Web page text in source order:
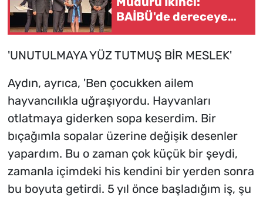
BAİBÜ'de dereceye
giren mezunları işe
alım sürecine dahil
edeceğiz
'UNUTULMAYA YÜZ TUTMUŞ BİR MESLEK'
Aydın, ayrıca, 'Ben çocukken ailem
hayvancılıkla uğraşıyordu. Hayvanları
otlatmaya giderken sopa keserdim. Bir
bıçağımla sopalar üzerine değişik desenler
yapardım. Bu o zaman çok küçük bir şeydi,
zamanla içimdeki his kendini bir yerden sonra
bu boyuta getirdi. 5 yıl önce başladığım iş, şu